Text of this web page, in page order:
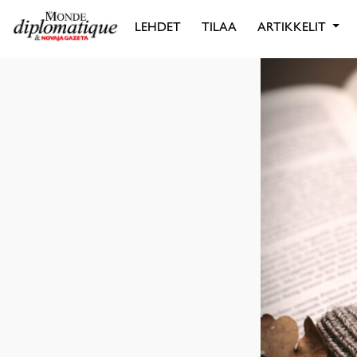
LEHDET TILAA ARTIKKELIT